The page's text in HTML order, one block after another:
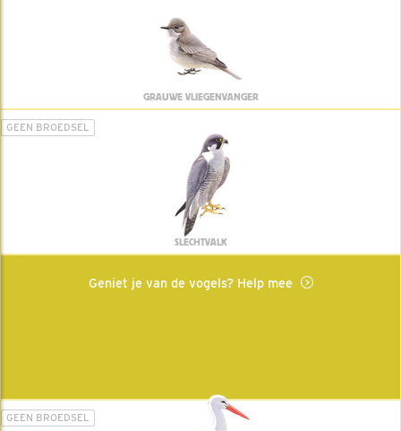
GRAUWE VLIEGENVANGER
GEEN BROEDSEL
SLECHTVALK
Geniet je van de vogels? Help mee
GEEN BROEDSEL